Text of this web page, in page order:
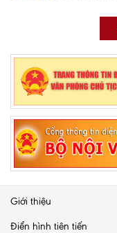
Giới thiệu
Điển hình tiên tiến